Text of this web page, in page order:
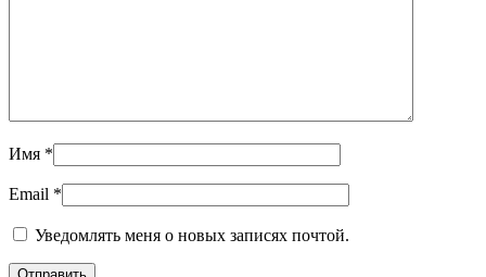
Имя *
Email *
Уведомлять меня о новых записях почтой.